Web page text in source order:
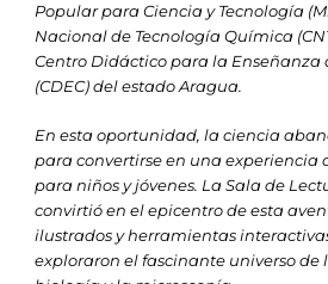
Popular para Ciencia y Tecnología
Nacional de Tecnología Química
Centro Didáctico para la Enseñanza
(CDEC) del estado Aragua.
En esta oportunidad, la ciencia
para convertirse en una experiencia
para niños y jóvenes. La Sala de
convirtió en el epicentro de esta
ilustrados y herramientas
exploraron el fascinante universo de